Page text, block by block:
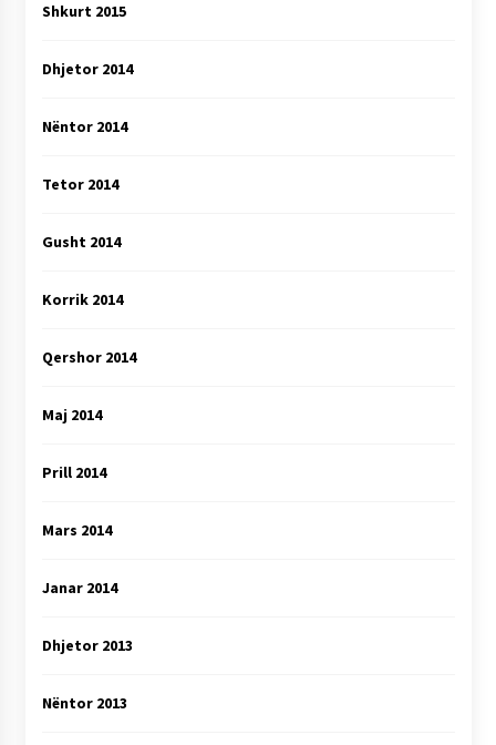
Shkurt 2015
Dhjetor 2014
Nëntor 2014
Tetor 2014
Gusht 2014
Korrik 2014
Qershor 2014
Maj 2014
Prill 2014
Mars 2014
Janar 2014
Dhjetor 2013
Nëntor 2013